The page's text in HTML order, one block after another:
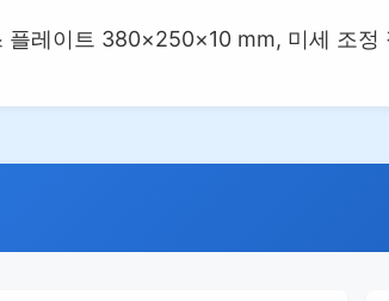
레이트 380×250×10 mm, 미세 조